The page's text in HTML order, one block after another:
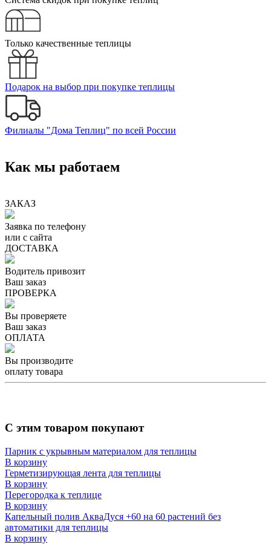
Только качественные теплицы
Подарок на выбор при покупке теплицы
Филиалы "Дома Теплиц" по всей России
Как мы работаем
ЗАКАЗ
Заявка по телефону
или с сайта
ДОСТАВКА
Водитель привозит
Ваш заказ
ПРОВЕРКА
Вы проверяете
Ваш заказ
ОПЛАТА
Вы производите
оплату товара
С этим товаром покупают
Парник с укрывным материалом для теплицы
В корзину
Герметизирующая лента для теплицы
В корзину
Перегородка к теплице
В корзину
Капельный полив АкваДуся +60 на 60 растений без
автоматики для теплицы
В корзину